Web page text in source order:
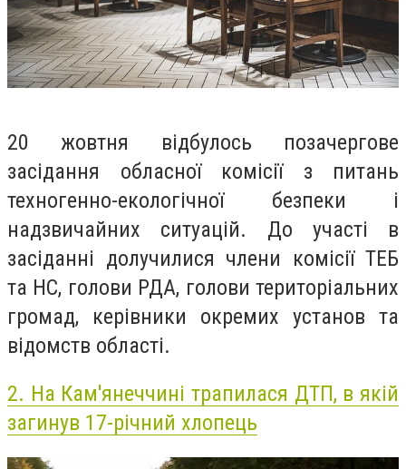
20 жовтня відбулось позачергове
засідання обласної комісії з питань
техногенно-екологічної безпеки і
надзвичайних ситуацій. До участі в
засіданні долучилися члени комісії ТЕБ
та НС, голови РДА, голови територіальних
громад, керівники окремих установ та
відомств області.
2. На Кам'янеччині трапилася ДТП, в якій
загинув 17-річний хлопець